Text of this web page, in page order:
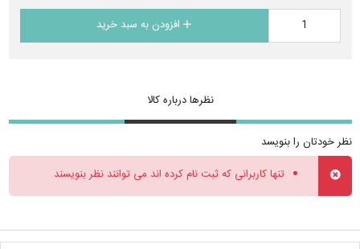
افزودن به سبد خرید
نظرها درباره کالا
نظر خودتان را بنویسد
تنها کاربرانی که ثبت نام کرده اند می توانند نظر بنویسند